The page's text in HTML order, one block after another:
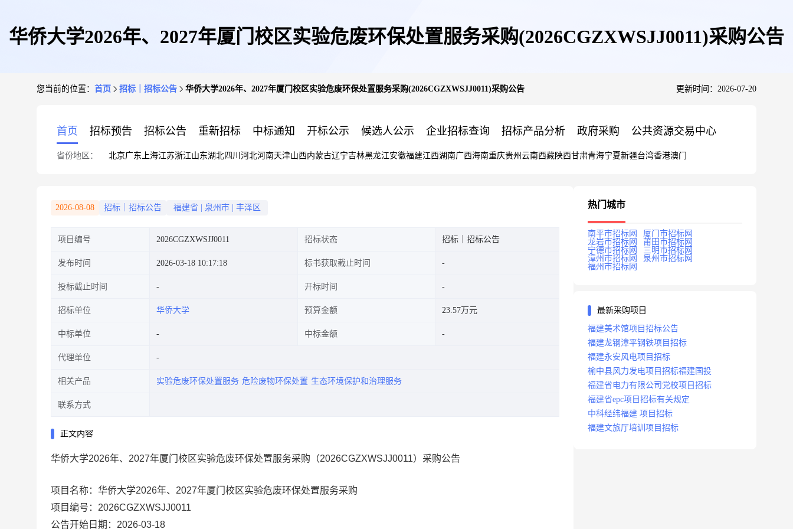
华侨大学2026年、2027年厦门校区实验危废环保处置服务采购(2026CGZXWSJJ0011)采购公告
您当前的位置： 首页 招标｜招标公告 华侨大学2026年、2027年厦门校区实验危废环保处置服务采购(2026CGZXWSJJ0011)采购公告 更新时间：2026-07-20
首页 招标预告 招标公告 重新招标 中标通知 开标公示 候选人公示 企业招标查询 招标产品分析 政府采购 公共资源交易中心
省份地区： 北京广东 上海江苏浙江山东湖北四川 河北河南天津山西内蒙古辽宁吉林黑龙江安徽福建江西湖南广西海南重庆贵州 云南西藏陕西甘肃青海宁夏新疆台湾香港澳门
2026-08-08 招标｜招标公告 福建省 泉州市 丰泽区
项目编号 2026CGZXWSJJ0011 招标状态 招标｜招标公告
发布时间 2026-03-18 10:17:18 标书获取截止时间
投标截止时间 开标时间
招标单位 华侨大学 预算金额 23.57万元
中标单位 中标金额
代理单位
相关产品 实验危废环保处置服务 危险废物环保处置 生态环境保护和治理服务
联系方式
正文内容
华侨大学2026年、2027年厦门校区实验危废环保处置服务采购（2026CGZXWSJJ0011）采购公告
项目名称：华侨大学2026年、2027年厦门校区实验危废环保处置服务采购
项目编号：2026CGZXWSJJ0011
公告开始日期：2026-03-18
热门城市
南平市招标网
厦门市招标网
龙岩市招标网
莆田市招标网
宁德市招标网
三明市招标网
漳州市招标网
泉州市招标网
福州市招标网
最新采购项目
福建美术馆项目招标公告
福建龙钢漳平钢铁项目招标
福建永安风电项目招标
榆中县风力发电项目招标福建国投
福建省电力有限公司党校项目招标
福建省epc项目招标有关规定
中科经纬福建 项目招标
福建文旅厅培训项目招标